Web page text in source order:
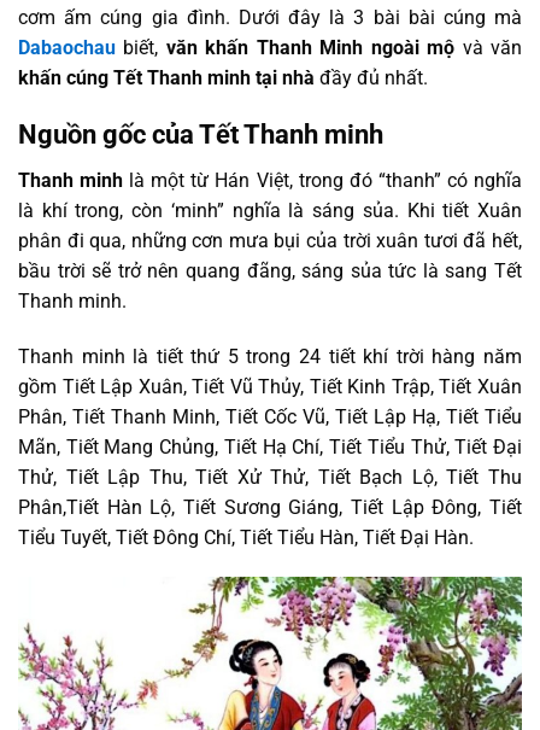
cơm ấm cúng gia đình. Dưới đây là 3 bài bài cúng mà
Dabaochau biết, văn khấn Thanh Minh ngoài mộ và văn
khấn cúng Tết Thanh minh tại nhà đầy đủ nhất.
Nguồn gốc của Tết Thanh minh
Thanh minh là một từ Hán Việt, trong đó “thanh” có nghĩa
là khí trong, còn ‘minh” nghĩa là sáng sủa. Khi tiết Xuân
phân đi qua, những cơn mưa bụi của trời xuân tươi đã hết,
bầu trời sẽ trở nên quang đãng, sáng sủa tức là sang Tết
Thanh minh.
Thanh minh là tiết thứ 5 trong 24 tiết khí trời hàng năm
gồm Tiết Lập Xuân, Tiết Vũ Thủy, Tiết Kinh Trập, Tiết Xuân
Phân, Tiết Thanh Minh, Tiết Cốc Vũ, Tiết Lập Hạ, Tiết Tiểu
Mãn, Tiết Mang Chủng, Tiết Hạ Chí, Tiết Tiểu Thử, Tiết Đại
Thử, Tiết Lập Thu, Tiết Xử Thử, Tiết Bạch Lộ, Tiết Thu
Phân,Tiết Hàn Lộ, Tiết Sương Giáng, Tiết Lập Đông, Tiết
Tiểu Tuyết, Tiết Đông Chí, Tiết Tiểu Hàn, Tiết Đại Hàn.